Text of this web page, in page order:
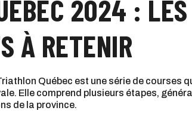
2024 :
À RETENIR
Québec est une série de courses
Elle comprend plusieurs étapes,
de la province.